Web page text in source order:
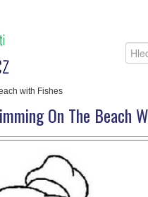
with Fishes
On The Beach